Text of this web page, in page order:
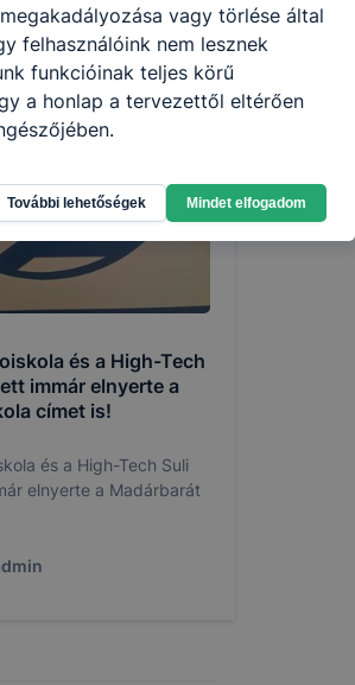
és a High-Tech
immár elnyerte a
címet is!
és a High-Tech Suli
elnyerte a Madárbarát
vagy törlése által
felhasználóink nem lesznek
funkcióinak teljes körű
a honlap a tervezettől eltérően
További lehetőségek Mindet elfogadom